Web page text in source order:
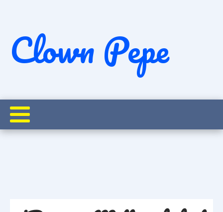
Clown Pepe